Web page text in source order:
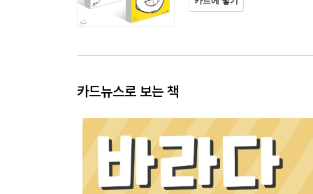
카드뉴스로 보는 책